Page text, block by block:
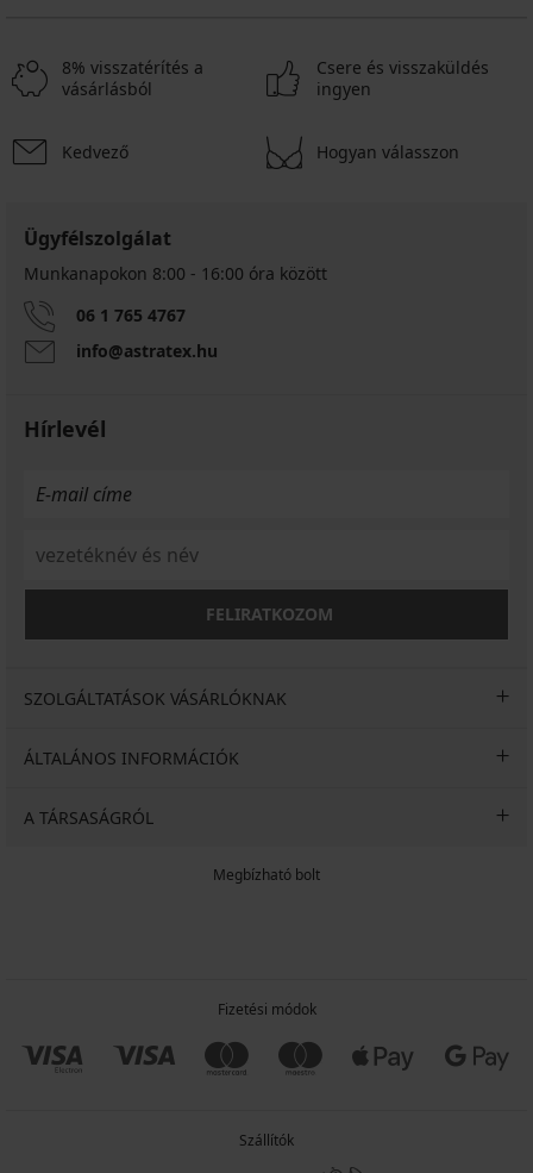
8% visszatérítés a
vásárlásból
Csere és visszaküldés
ingyen
Kedvező Hogyan válasszon
Ügyfélszolgálat
Munkanapokon 8:00 - 16:00 óra között
06 1 765 4767
info@astratex.hu
Hírlevél
FELIRATKOZOM
SZOLGÁLTATÁSOK VÁSÁRLÓKNAK
ÁLTALÁNOS INFORMÁCIÓK
A TÁRSASÁGRÓL
Megbízható bolt
Fizetési módok
Szállítók